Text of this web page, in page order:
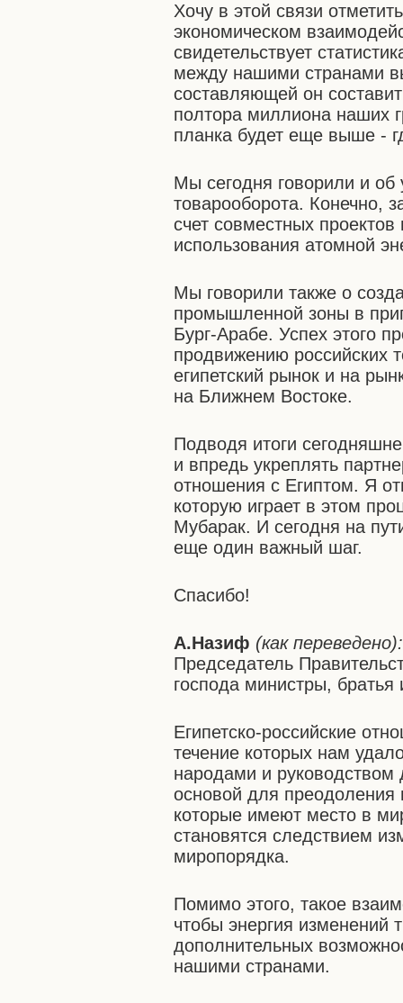
Хочу в этой связи
экономическом
свидетельствует
между нашими странами
составляющей он
полтора миллиона наших
планка будет еще выше -
Мы сегодня говорили и об
товарооборота. Конечно,
счет совместных
использования атомной
Мы говорили также о
промышленной зоны в
Бург-Арабе. Успех этого
продвижению российских
египетский рынок и на
на Ближнем Востоке.
Подводя итоги
и впредь укреплять
отношения с Египтом. Я
которую играет в этом
Мубарак. И сегодня на
еще один важный шаг.
Спасибо!
А.Назиф (как
Председатель
господа министры, братья
Египетско-российские
течение которых нам
народами и руководством
основой для преодоления
которые имеют место в
становятся следствием
миропорядка.
Помимо этого, такое
чтобы энергия изменений
дополнительных
нашими странами.